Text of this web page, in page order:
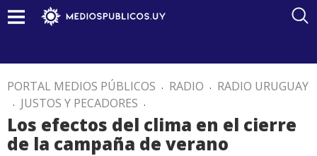
PORTAL MEDIOS PÚBLICOS . RADIO . RADIO URUGUAY
. JUSTOS Y PECADORES .
Los efectos del clima en el cierre
de la campaña de verano